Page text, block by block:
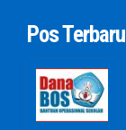
Pos Terbaru